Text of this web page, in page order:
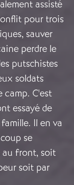
assisté
pour trois
sauver
perdre le
putschistes
soldats
camp. C'est
essayé de
Il en va
se
au front, soit
soit par